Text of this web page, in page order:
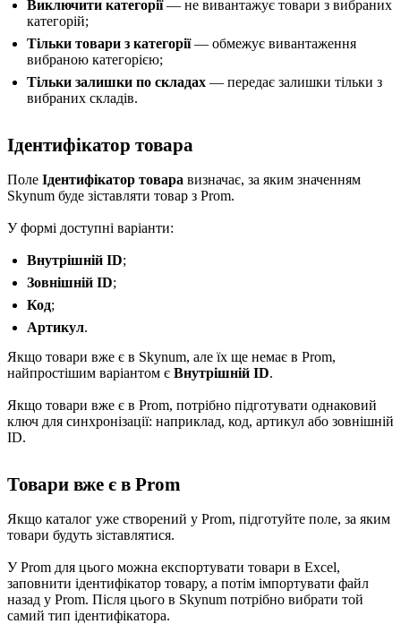
Виключити категорії— не вивантажує товари з вибраних
категорій;
Тільки товари з категорії— обмежує вивантаження
вибраною категорією;
Тільки залишки по складах— передає залишки тільки з
вибраних складів.
Ідентифікатор товара
Поле Ідентифікатор товара визначає, за яким значенням
Skynum буде зіставляти товар з Prom.
У формі доступні варіанти:
Внутрішній ID;
Зовнішній ID;
Код;
Артикул.
Якщо товари вже є в Skynum, але їх ще немає в Prom,
найпростішим варіантом є Внутрішній ID.
Якщо товари вже є в Prom, потрібно підготувати однаковий
ключ для синхронізації: наприклад, код, артикул або зовнішній
ID.
Товари вже є в Prom
Якщо каталог уже створений у Prom, підготуйте поле, за яким
товари будуть зіставлятися.
У Prom для цього можна експортувати товари в Excel,
заповнити ідентифікатор товару, а потім імпортувати файл
назад у Prom. Після цього в Skynum потрібно вибрати той
самий тип ідентифікатора.